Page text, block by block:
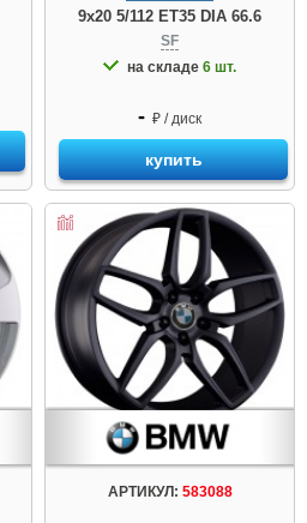
9x20 5/112 ET35 DIA 66.6
SF
на складе 6 шт.
- ₽ / диск
купить
АРТИКУЛ: 583088